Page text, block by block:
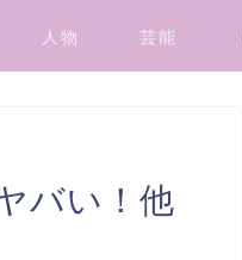
人物 芸能
バい！他